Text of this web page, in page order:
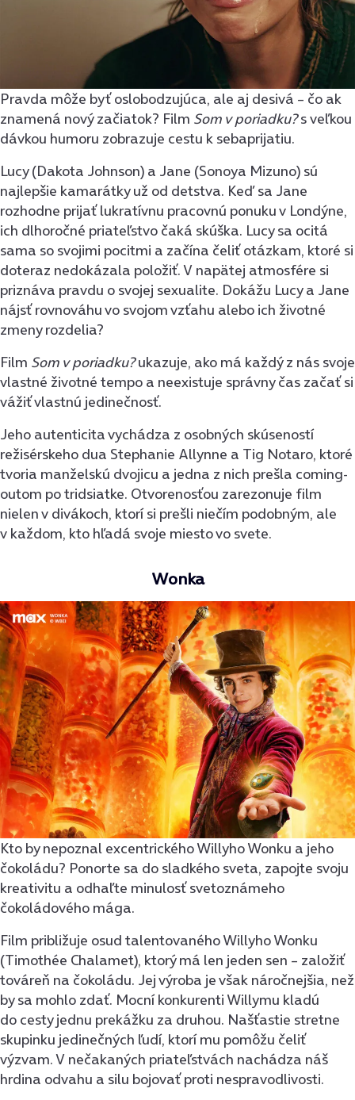
Pravda môže byť oslobodzujúca, ale aj desivá – čo ak
znamená nový začiatok? Film Som v poriadku?s veľkou
dávkou humoru zobrazuje cestu k sebaprijatiu.
Lucy (Dakota Johnson) a Jane (Sonoya Mizuno) sú
najlepšie kamarátky už od detstva. Keď sa Jane
rozhodne prijať lukratívnu pracovnú ponuku v Londýne,
ich dlhoročné priateľstvo čaká skúška. Lucy sa ocitá
sama so svojimi pocitmi a začína čeliť otázkam, ktoré si
doteraz nedokázala položiť. V napätej atmosfére si
priznáva pravdu o svojej sexualite. Dokážu Lucy a Jane
nájsť rovnováhu vo svojom vzťahu alebo ich životné
zmeny rozdelia?
Film Som v poriadku?ukazuje, ako má každý z nás svoje
vlastné životné tempo a neexistuje správny čas začať si
vážiť vlastnú jedinečnosť.
Jeho autenticita vychádza z osobných skúseností
režisérskeho dua Stephanie Allynne a Tig Notaro, ktoré
tvoria manželskú dvojicu a jedna z nich prešla coming-
outom po tridsiatke. Otvorenosťou zarezonuje film
nielen v divákoch, ktorí si prešli niečím podobným, ale
v každom, kto hľadá svoje miesto vo svete.
Wonka
Kto by nepoznal excentrického Willyho Wonku a jeho
čokoládu? Ponorte sa do sladkého sveta, zapojte svoju
kreativitu a odhaľte minulosť svetoznámeho
čokoládového mága.
Film približuje osud talentovaného Willyho Wonku
(Timothée Chalamet), ktorý má len jeden sen – založiť
továreň na čokoládu. Jej výroba je však náročnejšia, než
by sa mohlo zdať. Mocní konkurenti Willymu kladú
do cesty jednu prekážku za druhou. Našťastie stretne
skupinku jedinečných ľudí, ktorí mu pomôžu čeliť
výzvam. V nečakaných priateľstvách nachádza náš
hrdina odvahu a silu bojovať proti nespravodlivosti.